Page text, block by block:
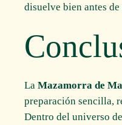
disuelve bien antes
LaMazamorra de
preparación sencilla,
Dentro del universo